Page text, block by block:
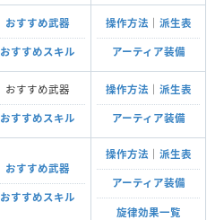
おすすめ武器
おすすめスキル
操作方法 派生表
アーティア装備
おすすめ武器
おすすめスキル
操作方法 派生表
アーティア装備
おすすめ武器
おすすめスキル
操作方法 派生表
アーティア装備
旋律効果一覧